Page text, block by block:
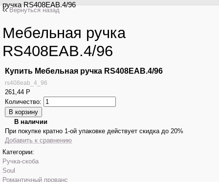
ручка RS408EAB.4/96
Вернуться назад
Мебельная ручка
RS408EAB.4/96
Купить Мебельная ручка RS408EAB.4/96
rs408eab_4_96
261,44 Р
Количество:
В наличии
При покупке кратно 1-ой упаковке действует скидка до 20%
Добавить к сравнению
Категории:
Ручка-скоба
Soul
Романтичный прованс